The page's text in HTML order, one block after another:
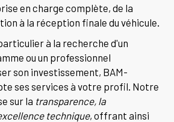
en charge complète, de la
à la réception finale du véhicule.
à la recherche d'un
ou un professionnel
son investissement, BAM-
ses services à votre profil. Notre
sur la transparence, la
technique, offrant ainsi